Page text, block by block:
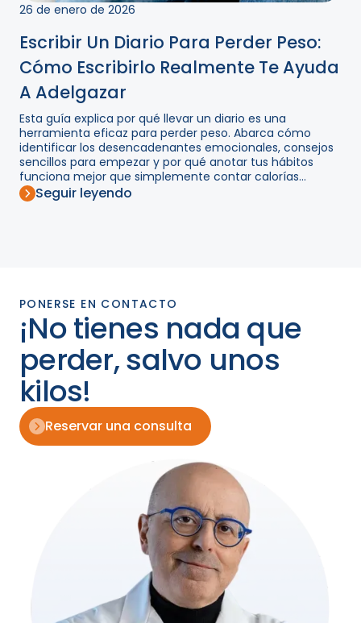
26 de enero de 2026
Escribir Un Diario Para Perder Peso:
Cómo Escribirlo Realmente Te Ayuda
A Adelgazar
Esta guía explica por qué llevar un diario es una
herramienta eficaz para perder peso. Abarca cómo
identificar los desencadenantes emocionales, consejos
sencillos para empezar y por qué anotar tus hábitos
funciona mejor que simplemente contar calorías...
Seguir leyendo
PONERSE EN CONTACTO
¡No tienes nada que
perder, salvo unos
kilos!
Reservar una consulta